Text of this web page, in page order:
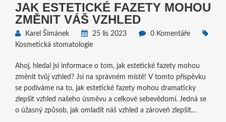
JAK ESTETICKÉ FAZETY MOHOU
ZMĚNIT VÁŠ VZHLED
Karel Šimánek 25 lis 2023
0 Komentáře
Kosmetická stomatologie
Ahoj, hledal jsi informace o tom, jak estetické fazety mohou
změnit tvůj vzhled? Jsi na správném místě! V tomto příspěvku
se podíváme na to, jak estetické fazety mohou dramaticky
zlepšit vzhled našeho úsměvu a celkové sebevědomí. Jedná se
o úžasný způsob, jak omladit náš vzhled a zároveň zlepšit